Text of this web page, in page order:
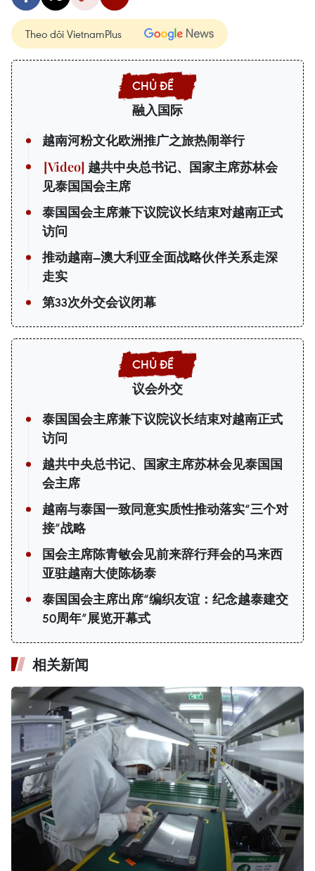
Theo dõi VietnamPlus
融入国际
越南河粉文化欧洲推广之旅热闹举行
越共中央总书记、国家主席苏林会
见泰国国会主席
泰国国会主席兼下议院议长结束对越南正式
访问
推动越南—澳大利亚全面战略伙伴关系走深
走实
第33次外交会议闭幕
议会外交
泰国国会主席兼下议院议长结束对越南正式
访问
越共中央总书记、国家主席苏林会见泰国国
会主席
越南与泰国一致同意实质性推动落实“三个对
接”战略
国会主席陈青敏会见前来辞行拜会的马来西
亚驻越南大使陈杨泰
泰国国会主席出席“编织友谊：纪念越泰建交
50周年”展览开幕式
相关新闻